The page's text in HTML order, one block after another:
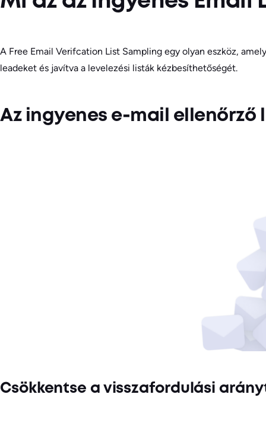
A Free Email Verifcation List Sampling egy olyan eszköz,
leadeket és javítva a levelezési listák kézbesíthetőségét.
Az ingyenes e-mail
Csökkentse a visszafordulási